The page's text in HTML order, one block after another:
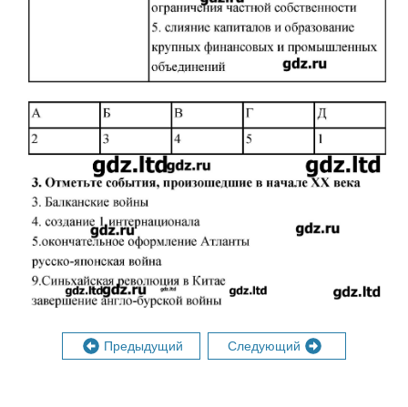
Предыдущий Следующий